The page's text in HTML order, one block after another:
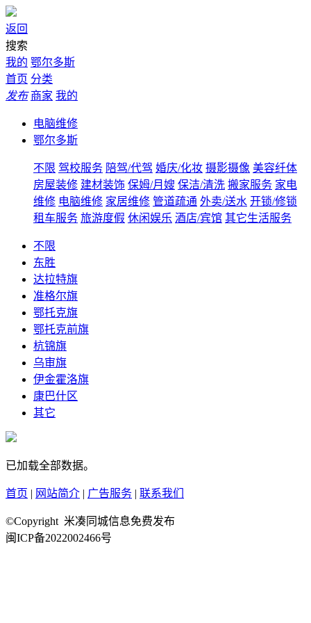
返回
搜索
我的 鄂尔多斯
首页 分类
发布 商家 我的
电脑维修
鄂尔多斯
不限 驾校服务 陪驾/代驾 婚庆/化妆 摄影摄像 美容纤体
房屋装修 建材装饰 保姆/月嫂 保洁/清洗 搬家服务 家电
维修 电脑维修 家居维修 管道疏通 外卖/送水 开锁/修锁
租车服务 旅游度假 休闲娱乐 酒店/宾馆 其它生活服务
不限
东胜
达拉特旗
准格尔旗
鄂托克旗
鄂托克前旗
杭锦旗
乌审旗
伊金霍洛旗
康巴什区
其它
已加载全部数据。
首页 | 网站简介 | 广告服务 | 联系我们
©Copyright 米凑同城信息免费发布
闽ICP备2022002466号